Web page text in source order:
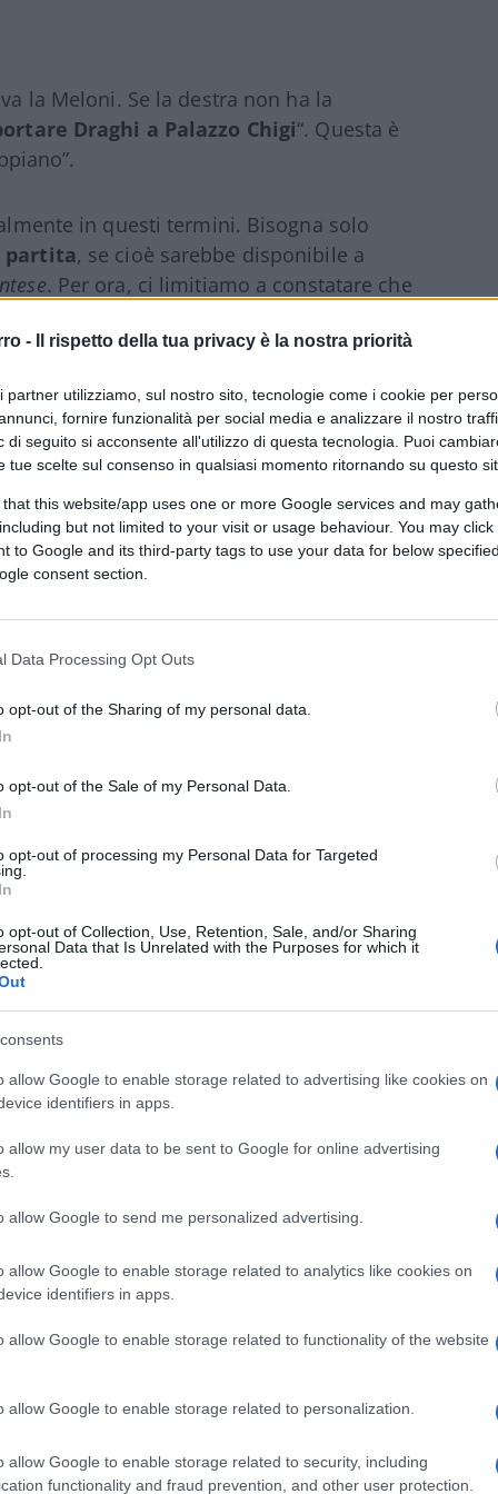
- Il rispetto della tua privacy è la nostra priorità
partner utilizziamo, sul nostro sito, tecnologie come i cookie per
fornire funzionalità per social media e analizzare il nostro
di seguito si acconsente all'utilizzo di questa tecnologia. Puoi
tue scelte sul consenso in qualsiasi momento ritornando su questo
that this website/app uses one or more Google services and may
but not limited to your visit or usage behaviour. You may
to Google and its third-party tags to use your data for below
consent section.
Data Processing Opt Outs
opt-out of the Sharing of my personal data.
opt-out of the Sale of my Personal Data.
opt-out of processing my Personal Data for Targeted
opt-out of Collection, Use, Retention, Sale, and/or Sharing
Data that Is Unrelated with the Purposes for which it
allow Google to enable storage related to advertising like cookies on
identifiers in apps.
allow my user data to be sent to Google for online advertising
allow Google to send me personalized advertising.
allow Google to enable storage related to analytics like cookies on
identifiers in apps.
allow Google to enable storage related to functionality of the website
allow Google to enable storage related to personalization.
allow Google to enable storage related to security, including
functionality and fraud prevention, and other user protection.
la Meloni. Se la destra non ha la
Draghi a Palazzo Chigi“. Questa è
in questi termini. Bisogna solo
partita, se cioè sarebbe disponibile a
. Per ora, ci limitiamo a constatare che
menzionato e speso in questo
intendere più volte di non essere
che i voti in suo favore aumentavano
la sua indisponibilità, fino a
Renzi, tutto sommato Draghi
lo schema potrebbe comporsi
solo un po’ più faticoso trovare il
della frase di Renzi è
una parola in particolare è stata
. Perché ci sia un governo di centrodestra
non basta che il centrodestra vinca.
questonettamente, essendoci diverse
maggioranza relativa
si fermò al 37 per cento nelle
in tal caso il presidente Mattarella
seguendo
di centrodestra, la più vicina alla
che un’altra delle forze presenti in
con essa, il presidente Mattarella
5 Stelle, considerandoil partito di
il soggetto da cui non si poteva